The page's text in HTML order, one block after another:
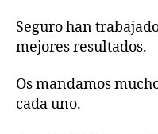
Seguro han
mejores resultados.
Os mandamos
cada uno.